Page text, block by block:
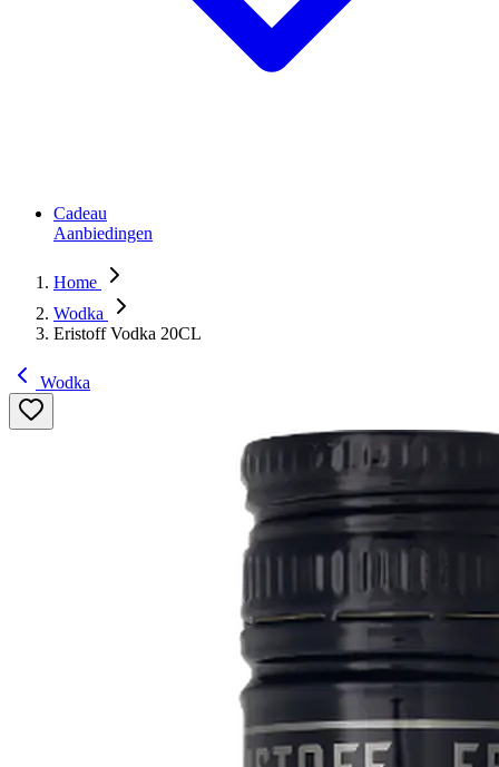
Cadeau
Aanbiedingen
Home
Wodka
Eristoff Vodka 20CL
Wodka